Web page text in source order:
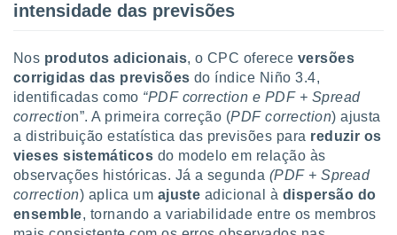
intensidade das previsões
Nos produtos adicionais, o CPC oferece versões
corrigidas das previsões do índice Niño 3.4,
identificadas como “PDF correction e PDF + Spread
correction”. A primeira correção (PDF correction) ajusta
a distribuição estatística das previsões para reduzir os
vieses sistemáticos do modelo em relação às
observações históricas. Já a segunda (PDF + Spread
correction) aplica um ajuste adicional à dispersão do
ensemble, tornando a variabilidade entre os membros